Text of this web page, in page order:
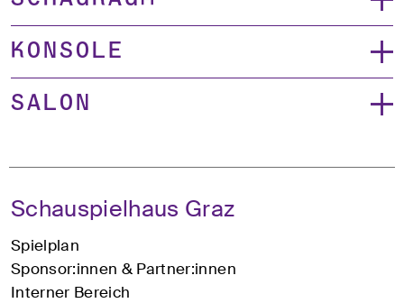
Konsole
Salon
Schauspielhaus Graz
Spielplan
Sponsor:innen & Partner:innen
Interner Bereich